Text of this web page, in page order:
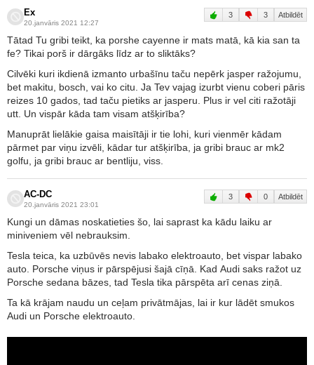
Ex
20.janvāris 2021 12:27
3 3 Atbildēt
Tātad Tu gribi teikt, ka porshe cayenne ir mats matā, kā kia san ta
fe? Tikai porš ir dārgāks līdz ar to sliktāks?
Cilvēki kuri ikdienā izmanto urbašīnu taču nepērk jasper ražojumu,
bet makitu, bosch, vai ko citu. Ja Tev vajag izurbt vienu coberi pāris
reizes 10 gados, tad taču pietiks ar jasperu. Plus ir vel citi ražotāji
utt. Un vispār kāda tam visam atšķirība?
Manuprāt lielākie gaisa maisītāji ir tie lohi, kuri vienmēr kādam
pārmet par viņu izvēli, kādar tur atšķirība, ja gribi brauc ar mk2
golfu, ja gribi brauc ar bentliju, viss.
AC-DC
20.janvāris 2021 23:01
3 0 Atbildēt
Kungi un dāmas noskatieties šo, lai saprast ka kādu laiku ar
miniveniem vēl nebrauksim.
Tesla teica, ka uzbūvēs nevis labako elektroauto, bet vispar labako
auto. Porsche viņus ir pārspējusi šajā cīņā. Kad Audi saks ražot uz
Porsche sedana bāzes, tad Tesla tika pārspēta arī cenas ziņā.
Ta kā krājam naudu un ceļam privātmājas, lai ir kur lādēt smukos
Audi un Porsche elektroauto.